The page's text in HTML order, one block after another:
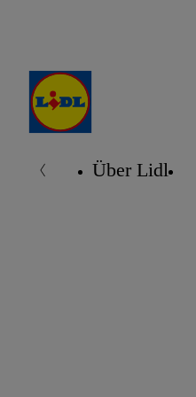
Über Lidl